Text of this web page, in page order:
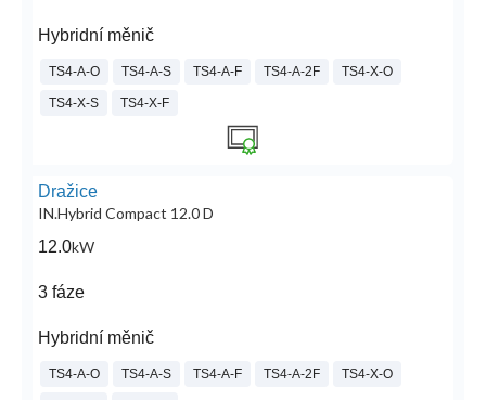
Hybridní měnič
TS4-A-O TS4-A-S TS4-A-F TS4-A-2F TS4-X-O
TS4-X-S TS4-X-F
Dražice
IN.Hybrid Compact 12.0 D
12.0kW
3 fáze
Hybridní měnič
TS4-A-O TS4-A-S TS4-A-F TS4-A-2F TS4-X-O